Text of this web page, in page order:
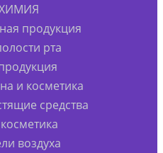
продукция
рта
и косметика
средства
воздуха